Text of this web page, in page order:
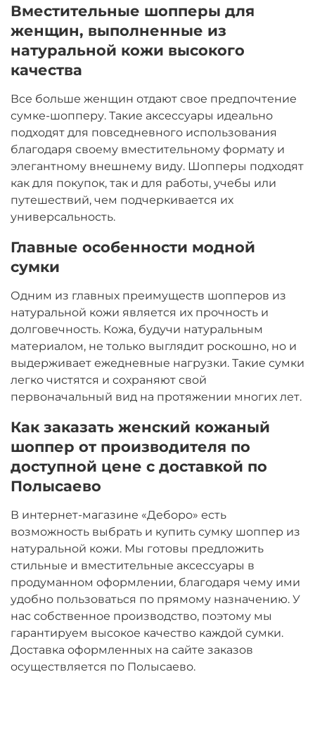
Вместительные шопперы для
женщин, выполненные из
натуральной кожи высокого
качества
Все больше женщин отдают свое предпочтение
сумке-шопперу. Такие аксессуары идеально
подходят для повседневного использования
благодаря своему вместительному формату и
элегантному внешнему виду. Шопперы подходят
как для покупок, так и для работы, учебы или
путешествий, чем подчеркивается их
универсальность.
Главные особенности модной
сумки
Одним из главных преимуществ шопперов из
натуральной кожи является их прочность и
долговечность. Кожа, будучи натуральным
материалом, не только выглядит роскошно, но и
выдерживает ежедневные нагрузки. Такие сумки
легко чистятся и сохраняют свой
первоначальный вид на протяжении многих лет.
Как заказать женский кожаный
шоппер от производителя по
доступной цене с доставкой по
Полысаево
В интернет-магазине «Деборо» есть
возможность выбрать и купить сумку шоппер из
натуральной кожи. Мы готовы предложить
стильные и вместительные аксессуары в
продуманном оформлении, благодаря чему ими
удобно пользоваться по прямому назначению. У
нас собственное производство, поэтому мы
гарантируем высокое качество каждой сумки.
Доставка оформленных на сайте заказов
осуществляется по Полысаево.